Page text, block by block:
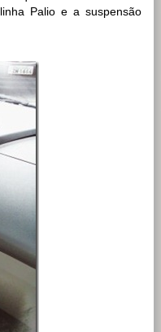
Palio e a suspensão